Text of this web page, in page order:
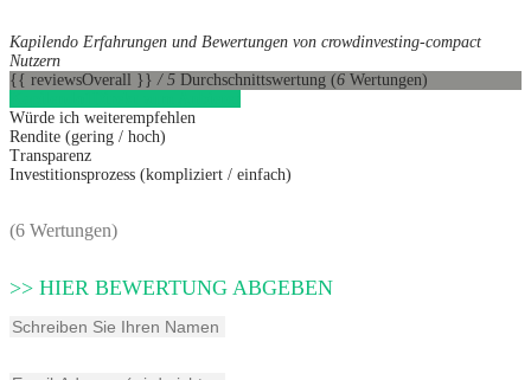
Kapilendo Erfahrungen und Bewertungen von crowdinvesting-compact
Nutzern
{{ reviewsOverall }} / 5 Durchschnittswertung (6 Wertungen)
Würde ich weiterempfehlen
Rendite (gering / hoch)
Transparenz
Investitionsprozess (kompliziert / einfach)
(6 Wertungen)
>> HIER BEWERTUNG ABGEBEN